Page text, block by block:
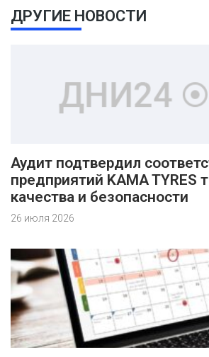
ДРУГИЕ НОВОСТИ
Аудит подтвердил
предприятий KAMA TYRES
качества и безопасности
26 июля 2026